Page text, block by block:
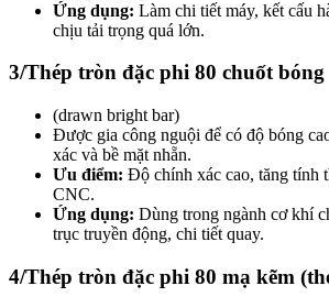
Ứng dụng: Làm chi tiết máy, kết cấu
chịu tải trọng quá lớn.
3/Thép tròn đặc phi 80 chuốt bóng
(drawn bright bar)
Được gia công nguội để có độ bóng
xác và bề mặt nhẵn.
Ưu điểm: Độ chính xác cao, tăng tính
CNC.
Ứng dụng: Dùng trong ngành cơ khí
trục truyền động, chi tiết quay.
4/Thép tròn đặc phi 80 mạ kẽm